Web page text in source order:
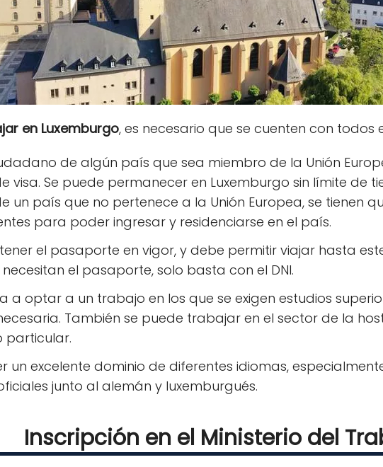
en Luxemburgo, es necesario que se cuenten con todos
de algún país que sea miembro de la Unión
visa. Se puede permanecer en Luxemburgo sin límite de
un país que no pertenece a la Unión Europea, se tienen
para poder ingresar y residenciarse en el país.
el pasaporte en vigor, y debe permitir viajar hasta
el pasaporte, solo basta con el DNI.
a optar a un trabajo en los que se exigen estudios
También se puede trabajar en el sector de la
particular.
un excelente dominio de diferentes idiomas,
junto al alemán y luxemburgués.
Inscripción en el Ministerio del